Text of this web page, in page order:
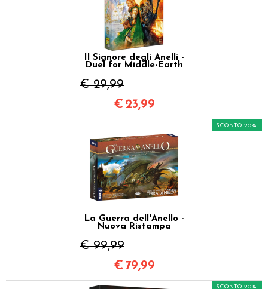
Il Signore degli Anelli -
Duel for Middle-Earth
€ 29,99
€ 23,99
La Guerra dell'Anello -
Nuova Ristampa
€ 99,99
SCONTO 20%
€ 79,99
SCONTO 20%